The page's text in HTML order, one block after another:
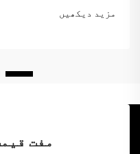
مزید دیکھیں
مفت